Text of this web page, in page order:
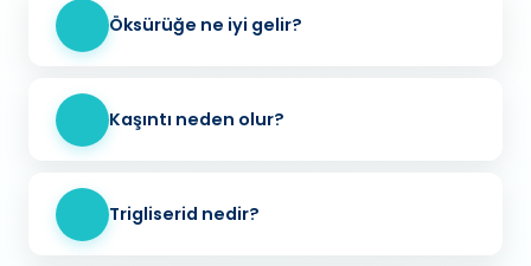
Öksürüğe ne iyi gelir?
Kaşıntı neden olur?
Trigliserid nedir?